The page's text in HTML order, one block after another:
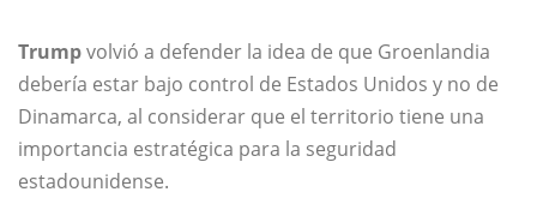
Trumpvolvió a defender la idea de que Groenlandia
debería estar bajo control de Estados Unidos y no de
Dinamarca, al considerar que el territorio tiene una
importancia estratégica para la seguridad
estadounidense.